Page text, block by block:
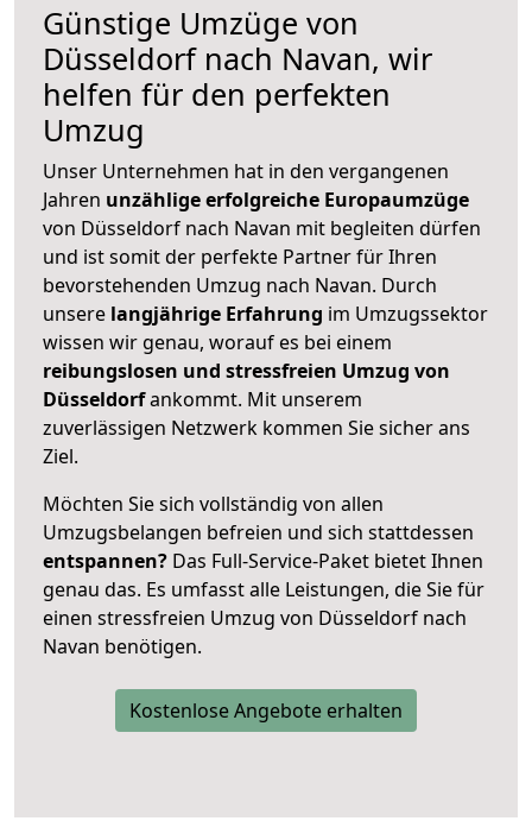
Günstige Umzüge von
Düsseldorf nach Navan, wir
helfen für den perfekten
Umzug
Unser Unternehmen hat in den vergangenen
Jahren unzählige erfolgreiche Europaumzüge
von Düsseldorf nach Navan mit begleiten dürfen
und ist somit der perfekte Partner für Ihren
bevorstehenden Umzug nach Navan. Durch
unsere langjährige Erfahrung im Umzugssektor
wissen wir genau, worauf es bei einem
reibungslosen und stressfreien Umzug von
Düsseldorfankommt. Mit unserem
zuverlässigen Netzwerk kommen Sie sicher ans
Ziel.
Möchten Sie sich vollständig von allen
Umzugsbelangen befreien und sich stattdessen
entspannen? Das Full-Service-Paket bietet Ihnen
genau das. Es umfasst alle Leistungen, die Sie für
einen stressfreien Umzug von Düsseldorf nach
Navan benötigen.
Kostenlose Angebote erhalten